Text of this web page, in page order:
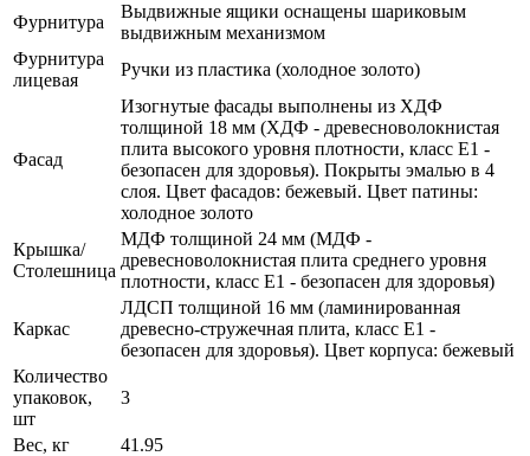
Фурнитура
Выдвижные ящики оснащены шариковым
выдвижным механизмом
Фурнитура
лицевая
Ручки из пластика (холодное золото)
Фасад
Изогнутые фасады выполнены из ХДФ
толщиной 18 мм (ХДФ - древесноволокнистая
плита высокого уровня плотности, класс E1 -
безопасен для здоровья). Покрыты эмалью в 4
слоя. Цвет фасадов: бежевый. Цвет патины:
холодное золото
Крышка/
Столешница
МДФ толщиной 24 мм (МДФ -
древесноволокнистая плита среднего уровня
плотности, класс E1 - безопасен для здоровья)
Каркас
ЛДСП толщиной 16 мм (ламинированная
древесно-стружечная плита, класс E1 -
безопасен для здоровья). Цвет корпуса: бежевый
Количество
упаковок,
шт
3
Вес, кг
41.95